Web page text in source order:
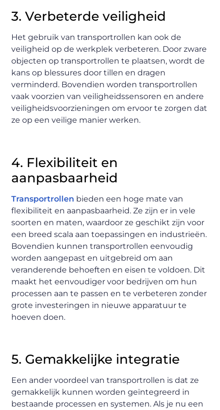
3. Verbeterde veiligheid
Het gebruik van transportrollen kan ook de
veiligheid op de werkplek verbeteren. Door zware
objecten op transportrollen te plaatsen, wordt de
kans op blessures door tillen en dragen
verminderd. Bovendien worden transportrollen
vaak voorzien van veiligheidssensoren en andere
veiligheidsvoorzieningen om ervoor te zorgen dat
ze op een veilige manier werken.
4. Flexibiliteit en
aanpasbaarheid
Transportrollen bieden een hoge mate van
flexibiliteit en aanpasbaarheid. Ze zijn er in vele
soorten en maten, waardoor ze geschikt zijn voor
een breed scala aan toepassingen en industrieën.
Bovendien kunnen transportrollen eenvoudig
worden aangepast en uitgebreid om aan
veranderende behoeften en eisen te voldoen. Dit
maakt het eenvoudiger voor bedrijven om hun
processen aan te passen en te verbeteren zonder
grote investeringen in nieuwe apparatuur te
hoeven doen.
5. Gemakkelijke integratie
Een ander voordeel van transportrollen is dat ze
gemakkelijk kunnen worden geïntegreerd in
bestaande processen en systemen. Als je nu een